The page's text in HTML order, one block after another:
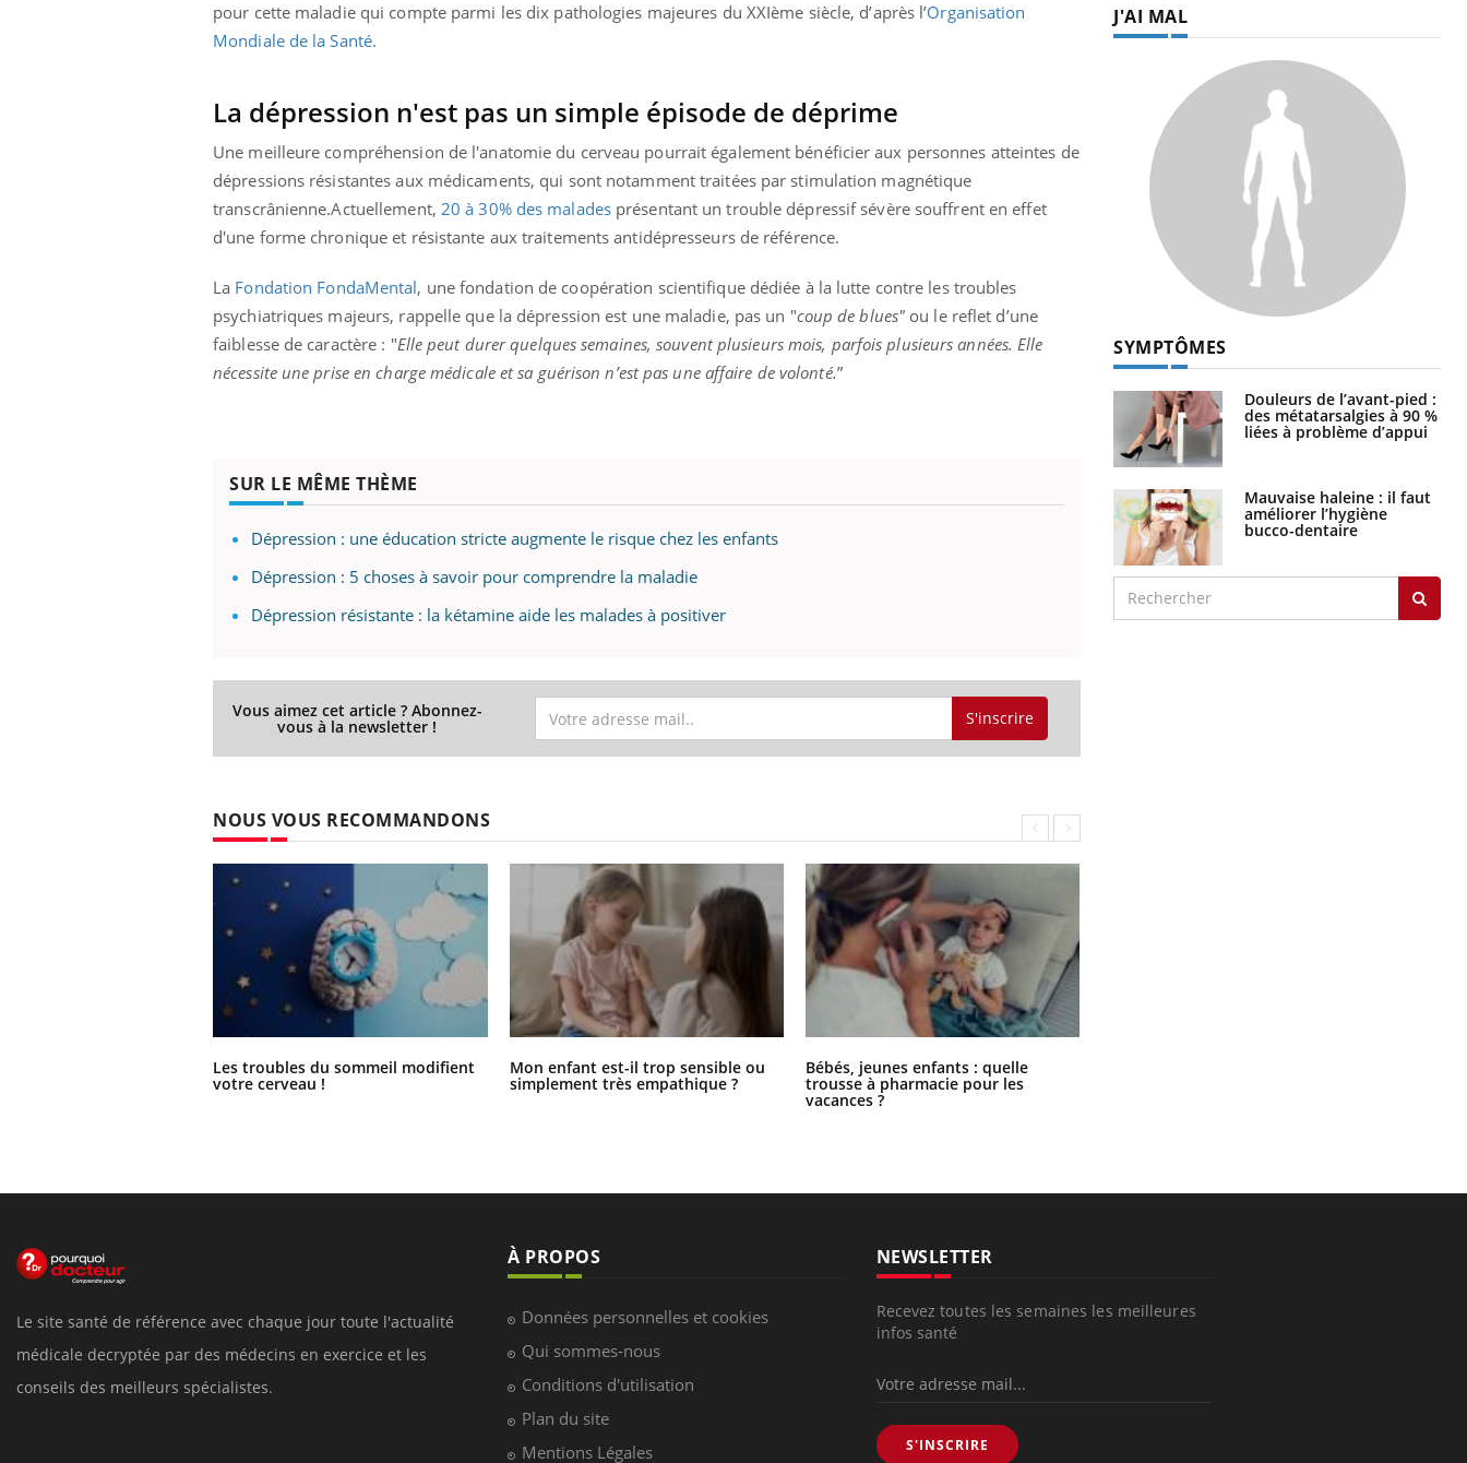
pour cette maladie qui compte parmi les dix pathologies majeures du XXIème siècle, d’après l’Organisation
Mondiale de la Santé.
La dépression n'est pas un simple épisode de déprime
Une meilleure compréhension de l'anatomie du cerveau pourrait également bénéficier aux personnes atteintes de
dépressions résistantes aux médicaments, qui sont notamment traitées par stimulation magnétique
transcrânienne.Actuellement, 20 à 30% des maladesprésentant un trouble dépressif sévère souffrent en effet
d'une forme chronique et résistante aux traitements antidépresseurs de référence.
La Fondation FondaMental, une fondation de coopération scientifique dédiée à la lutte contre les troubles
psychiatriques majeurs, rappelle que la dépression est une maladie, pas un "coup de blues" ou le reflet d’une
faiblesse de caractère : "Elle peut durer quelques semaines, souvent plusieurs mois, parfois plusieurs années. Elle
nécessite une prise en charge médicale et sa guérison n’est pas une affaire de volonté.”
SUR LE MÊME THÈME
Dépression : une éducation stricte augmente le risque chez les enfants
Dépression : 5 choses à savoir pour comprendre la maladie
Dépression résistante : la kétamine aide les malades à positiver
Vous aimez cet article ? Abonnez-
vous à la newsletter ! S'inscrire
NOUS VOUS RECOMMANDONS
Les troubles du sommeil modifient
votre cerveau !
Mon enfant est-il trop sensible ou
simplement très empathique ?
Bébés, jeunes enfants : quelle
trousse à pharmacie pour les
vacances ?
J'AI MAL
SYMPTÔMES
Douleurs de l’avant-pied :
des métatarsalgies à 90 %
liées à problème d’appui
Mauvaise haleine : il faut
améliorer l’hygiène
bucco-dentaire
Le site santé de référence avec chaque jour toute l'actualité
médicale decryptée par des médecins en exercice et les
conseils des meilleurs spécialistes.
À PROPOS
Données personnelles et cookies
Qui sommes-nous
Conditions d'utilisation
Plan du site
Mentions Légales
NEWSLETTER
Recevez toutes les semaines les meilleures
infos santé
S'INSCRIRE